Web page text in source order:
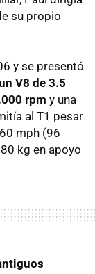
su propio
y se presentó
V8 de 3.5
rpm y una
al T1 pesar
mph (96
kg en apoyo